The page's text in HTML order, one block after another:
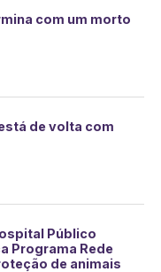
com um morto
de volta com
Público
Programa Rede
de animais